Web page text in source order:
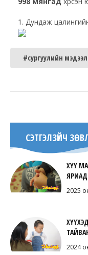
1. Дундаж
#сургуулийн
СЭТГЭЛЗҮЙЧ
ХҮҮ
2025
2024